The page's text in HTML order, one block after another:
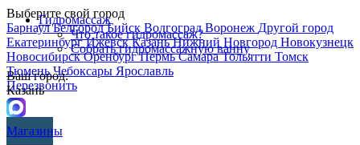
Выберите свой город
БарнаулБелгородБийск ВолгоградВоронеж Другой город
ЕкатеринбургИжевскКазаньНижний Новгород Новокузнецк
НовосибирскОренбургПермьСамараТольятти Томск
ТюменьЧебоксары Ярославль
Перезвонить
Гидромассаж
Что такое гидромассаж?
Собрать гидромассажную ванну
Ваш город:
Казань
Магазины